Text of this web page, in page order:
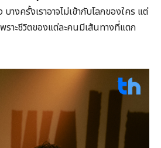
างครั้งเราอาจไม่เข้ากับโลกของใคร แต่
พราะชีวิตของแต่ละคนมีเส้นทางที่แตก